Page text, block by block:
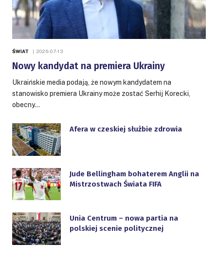
ŚWIAT 2026-07-13
Nowy kandydat na premiera Ukrainy
Ukraińskie media podają, że nowym kandydatem na
stanowisko premiera Ukrainy może zostać Serhij Korecki,
obecny…
Afera w czeskiej służbie zdrowia
Jude Bellingham bohaterem Anglii na
Mistrzostwach Świata FIFA
Unia Centrum – nowa partia na
polskiej scenie politycznej